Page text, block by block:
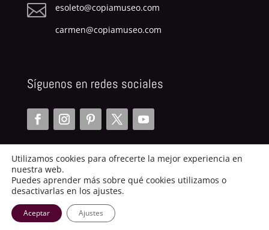

esoleto@copiamuseo.com
carmen@copiamuseo.com
Síguenos en redes sociales
Copiamuseo.com | 2014
Utilizamos cookies para ofrecerte la mejor experiencia en
nuestra web.
Puedes aprender más sobre qué cookies utilizamos o
desactivarlas en los ajustes.
Aceptar Ajustes